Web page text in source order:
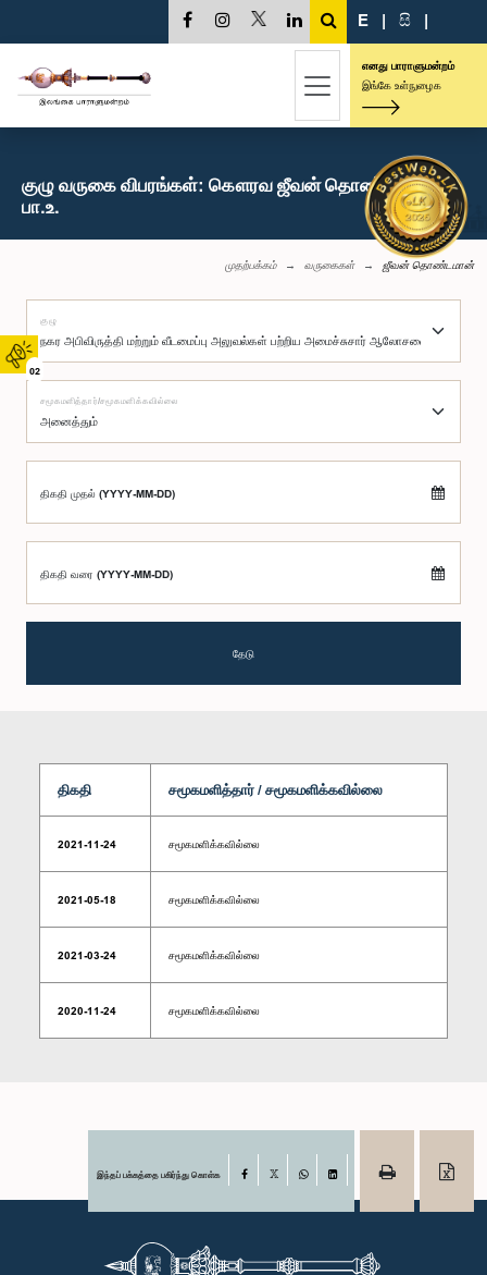
02
E | සි |
எனது பாராளுமன்றம்
இங்கே உள்நுழைக
குழு வருகை விபரங்கள்: கௌரவ ஜீவன் தொண்டமான்,
பா.உ.
முதற்பக்கம் வருகைகள் ஜீவன் தொண்டமான்
குழு
சமூகமளித்தார்/சமூகமளிக்கவில்லை
திகதி முதல் (YYYY-MM-DD)
திகதி வரை (YYYY-MM-DD)
தேடு
திகதி சமூகமளித்தார் / சமூகமளிக்கவில்லை
2021-11-24 சமூகமளிக்கவில்லை
2021-05-18 சமூகமளிக்கவில்லை
2021-03-24 சமூகமளிக்கவில்லை
2020-11-24 சமூகமளிக்கவில்லை
இந்தப் பக்கத்தை பகிர்ந்து கொள்க Facebook